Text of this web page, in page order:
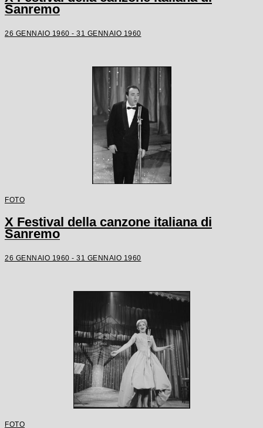
Sanremo
26 GENNAIO 1960 - 31 GENNAIO 1960
FOTO
X Festival della canzone italiana di
Sanremo
26 GENNAIO 1960 - 31 GENNAIO 1960
FOTO